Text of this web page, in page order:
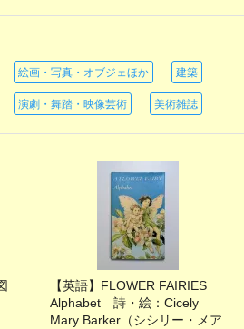
絵画・写真・オブジェほか 建築
演劇・舞踏・映像芸術 美術雑誌
【英語】FLOWER FAIRIES
Alphabet 詩・絵：Cicely
Mary Barker（シシリー・メア